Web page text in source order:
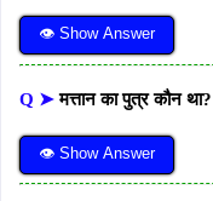
👁 Show Answer
Q ➤मत्तान का पुत्र कौन था?
👁 Show Answer